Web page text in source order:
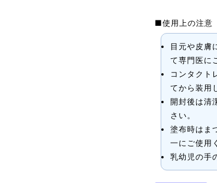
■使用上の注意
目元や皮膚
て専門医に
コンタクト
てから装用
開封後は清
さい。
塗布時はま
一にご使用
乳幼児の手